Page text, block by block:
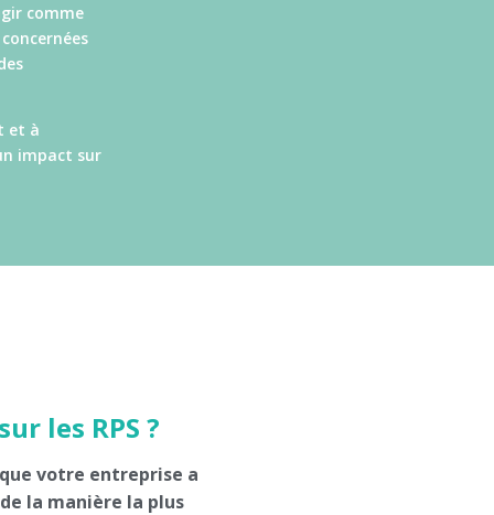
comme
et à
impact sur
les RPS ?
votre entreprise a
la manière la plus